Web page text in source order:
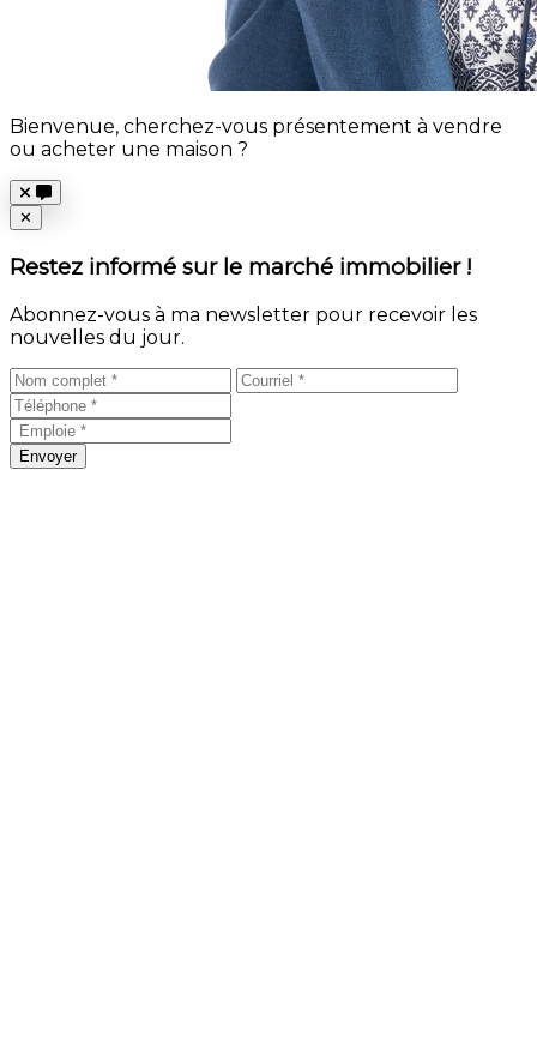
Bienvenue, cherchez-vous présentement à vendre
ou acheter une maison ?
Close
✕
Restez informé sur le marché immobilier !
Abonnez-vous à ma newsletter pour recevoir les
nouvelles du jour.
Envoyer